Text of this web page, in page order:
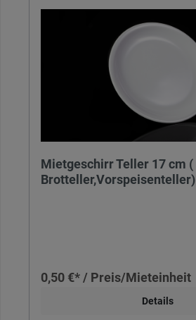
Mietgeschirr Teller 17 cm (
Brotteller,Vorspeisenteller)
0,50 €* / Preis/Mieteinheit
Details